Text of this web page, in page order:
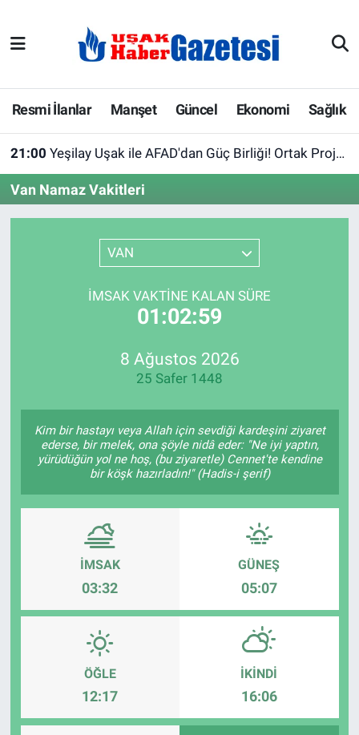
Resmi İlanlar Manşet Güncel Ekonomi Sağlık
21:00 Yeşilay Uşak ile AFAD'dan Güç Birliği! Ortak Projeler İçin İlk Adım Atıldı
Van Namaz Vakitleri
VAN
İMSAK VAKTINE KALAN SÜRE
01:02:59
8 Ağustos 2026
25 Safer 1448
Kim bir hastayı veya Allah için sevdiği kardeşini ziyaret
ederse, bir melek, ona şöyle nidâ eder: "Ne iyi yaptın,
yürüdüğün yol ne hoş, (bu ziyaretle) Cennet'te kendine
bir köşk hazırladın!" (Hadis-i şerif)
İMSAK
03:32
GÜNEŞ
05:07
ÖĞLE
12:17
İKINDI
16:06
E-Gazete
Ekonomi
Güncel
Resmi İlanlar
Sağlık
Son Dakika
Uşak Haberleri
Uşak Hava Durumu
Uşak Trafik Yoğunluk Haritası
Tüm Manşetler
Haber Arşivi